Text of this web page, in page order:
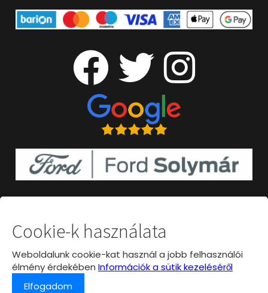
Cookie-k használata
Weboldalunk cookie-kat használ a jobb felhasználói
élmény érdekében Információk a sütik kezeléséről
Elfogadom